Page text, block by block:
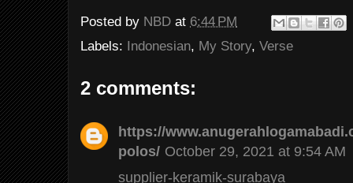
Posted by NBD at 6:44 PM
Labels: Indonesian, My Story, Verse
2 comments:
https://
polos/ October 29, 2021 at 9:54 AM
supplier-keramik-surabaya